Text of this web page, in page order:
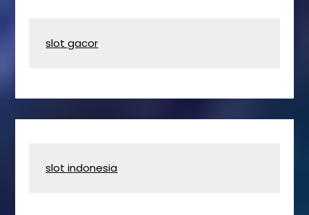
slot gacor
slot indonesia